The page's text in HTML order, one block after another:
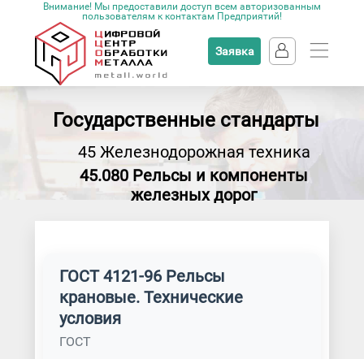
Внимание! Мы предоставили доступ всем авторизованным
пользователям к контактам Предприятий!
Заявка
Государственные стандарты
45 Железнодорожная техника
45.080 Рельсы и компоненты
железных дорог
ГОСТ 4121-96 Рельсы
крановые. Технические
условия
ГОСТ